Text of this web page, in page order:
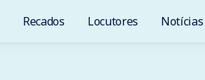
Recados Locutores Notícias